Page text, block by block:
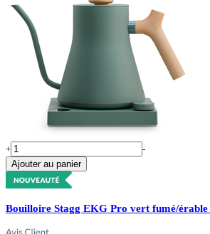
+
-
Ajouter au panier
Bouilloire Stagg EKG Pro vert fumé/